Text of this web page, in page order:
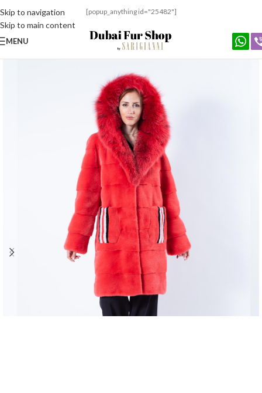
Skip to navigation
Skip to main content
[popup_anything id="25482"]
MENU